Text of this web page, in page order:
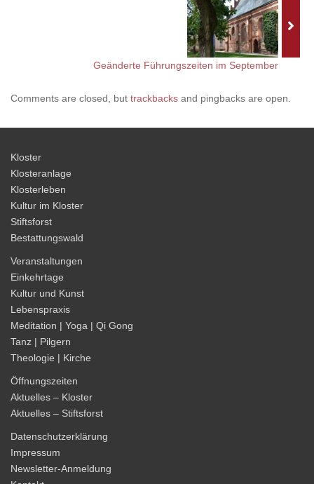
Geänderte Führungszeiten im September
Comments are closed, but trackbacks and pingbacks are open.
Kloster
Klosteranlage
Klosterleben
Kultur im Kloster
Stiftsforst
Bestattungswald
Veranstaltungen
Einkehrtage
Kultur und Kunst
Lebenspraxis
Meditation | Yoga | Qi Gong
Tanz | Pilgern
Theologie | Kirche
Öffnungszeiten
Aktuelles – Kloster
Aktuelles – Stiftsforst
Datenschutzerklärung
Impressum
Newsletter-Anmeldung